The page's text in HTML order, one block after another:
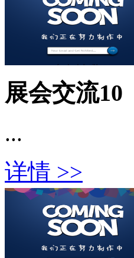
展会交流10
...
详情 >>